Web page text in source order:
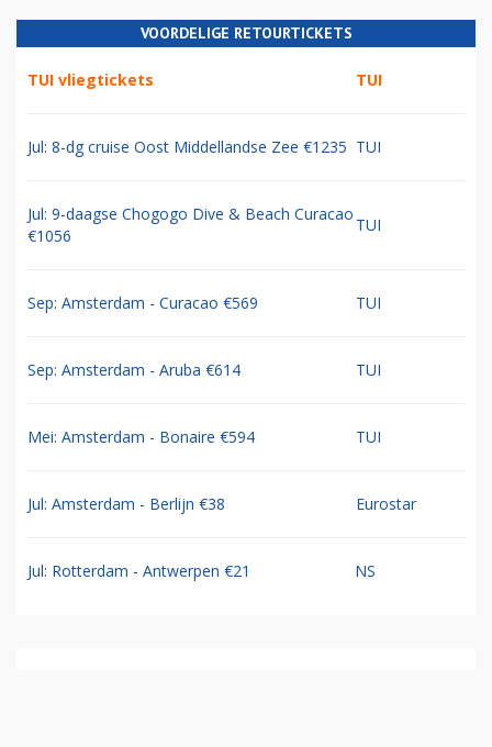
VOORDELIGE RETOURTICKETS
TUI vliegtickets TUI
Jul: 8-dg cruise Oost Middellandse Zee €1235 TUI
Jul: 9-daagse Chogogo Dive & Beach Curacao
€1056
TUI
Sep: Amsterdam - Curacao €569 TUI
Sep: Amsterdam - Aruba €614 TUI
Mei: Amsterdam - Bonaire €594 TUI
Jul: Amsterdam - Berlijn €38 Eurostar
Jul: Rotterdam - Antwerpen €21 NS